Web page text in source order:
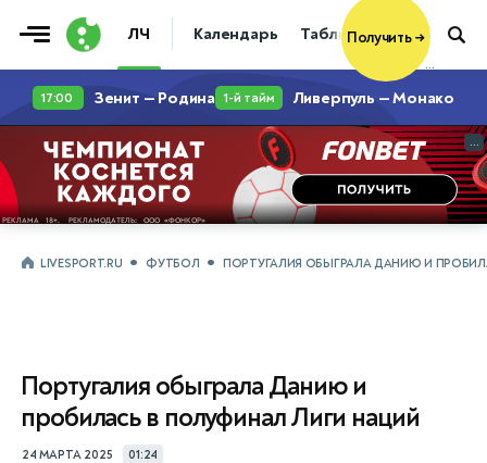
ЛЧ Календарь Таблица Прогнозы
Получить →
...
...
LIVESPORT.RU ФУТБОЛ ПОРТУГАЛИЯ ОБЫГРАЛА ДАНИЮ И
Португалия обыграла Данию и
пробилась в полуфинал Лиги наций
24 МАРТА 2025 01:24